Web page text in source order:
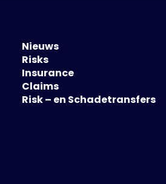
Nieuws
Risks
Insurance
Claims
Risk – en Schadetransfers